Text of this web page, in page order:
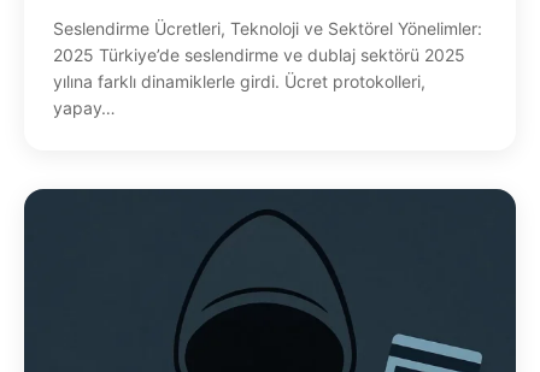
Seslendirme Ücretleri, Teknoloji ve Sektörel Yönelimler:
2025 Türkiye’de seslendirme ve dublaj sektörü 2025
yılına farklı dinamiklerle girdi. Ücret protokolleri,
yapay…